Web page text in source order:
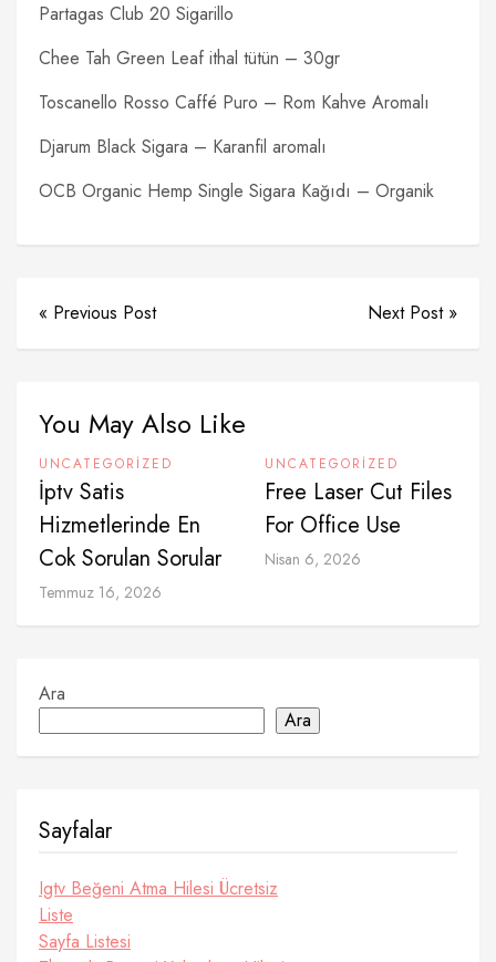
Partagas Club 20 Sigarillo
Chee Tah Green Leaf ithal tütün – 30gr
Toscanello Rosso Caffé Puro – Rom Kahve Aromalı
Djarum Black Sigara – Karanfil aromalı
OCB Organic Hemp Single Sigara Kağıdı – Organik
« Previous Post Next Post »
You May Also Like
UNCATEGORIZED
İptv Satis
Hizmetlerinde En
Cok Sorulan Sorular
Temmuz 16, 2026
UNCATEGORIZED
Free Laser Cut Files
For Office Use
Nisan 6, 2026
Ara
Ara
Sayfalar
Igtv Beğeni Atma Hilesi Ücretsiz
Liste
Sayfa Listesi